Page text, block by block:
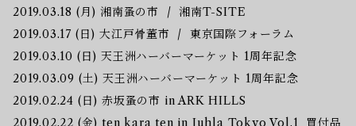
2019.03.18 (月) 湘南蚤の市 / 湘南T-SITE
2019.03.17 (日) 大江戸骨董市 / 東京国際フォーラム
2019.03.10 (日) 天王洲ハーバーマーケット 1周年記念
2019.03.09 (土) 天王洲ハーバーマーケット 1周年記念
2019.02.24 (日) 赤坂蚤の市 in ARK HILLS
2019.02.22 (金) ten kara ten in Juhla Tokyo Vol.1 買付品